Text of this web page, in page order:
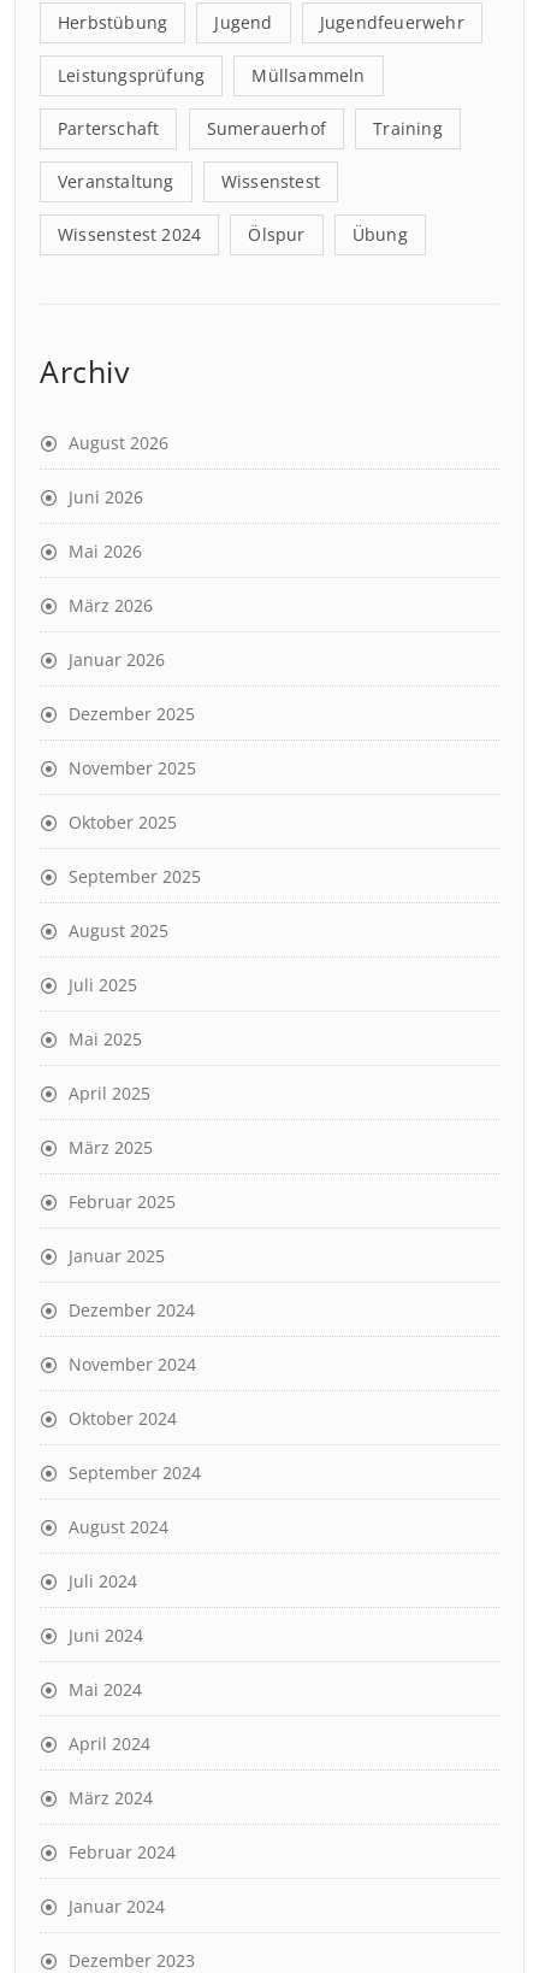
Herbstübung Jugend Jugendfeuerwehr
Leistungsprüfung Müllsammeln
Parterschaft Sumerauerhof Training
Veranstaltung Wissenstest
Wissenstest 2024 Ölspur Übung
Archiv
August 2026
Juni 2026
Mai 2026
März 2026
Januar 2026
Dezember 2025
November 2025
Oktober 2025
September 2025
August 2025
Juli 2025
Mai 2025
April 2025
März 2025
Februar 2025
Januar 2025
Dezember 2024
November 2024
Oktober 2024
September 2024
August 2024
Juli 2024
Juni 2024
Mai 2024
April 2024
März 2024
Februar 2024
Januar 2024
Dezember 2023